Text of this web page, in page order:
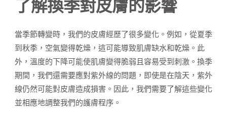
了解換季對皮膚的影響
當季節轉變時，我們的皮膚經歷了很多變化。例如，從夏季
到秋季，空氣變得乾燥，這可能導致肌膚缺水和乾燥。此
外，溫度的下降可能使肌膚變得脆弱且容易受到刺激。換季
期間，我們還需要應對紫外線的問題，即使是在陰天，紫外
線仍然可能對皮膚造成損害。因此，我們需要了解這些變化
並相應地調整我們的護膚程序。